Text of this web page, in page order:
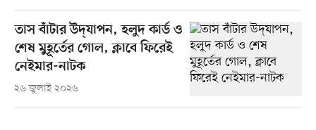
তাস বাঁটার উদ্‌যাপন, হলুদ কার্ড ও
শেষ মুহূর্তের গোল, ক্লাবে ফিরেই
নেইমার-নাটক
২৬ জুলাই ২০২৬